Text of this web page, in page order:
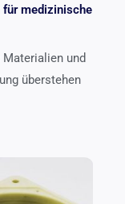
für medizinische
und
überstehen